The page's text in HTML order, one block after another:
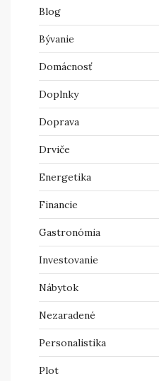
Blog
Bývanie
Domácnosť
Doplnky
Doprava
Drviče
Energetika
Financie
Gastronómia
Investovanie
Nábytok
Nezaradené
Personalistika
Plot